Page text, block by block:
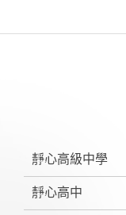
靜心高級中學
靜心高中